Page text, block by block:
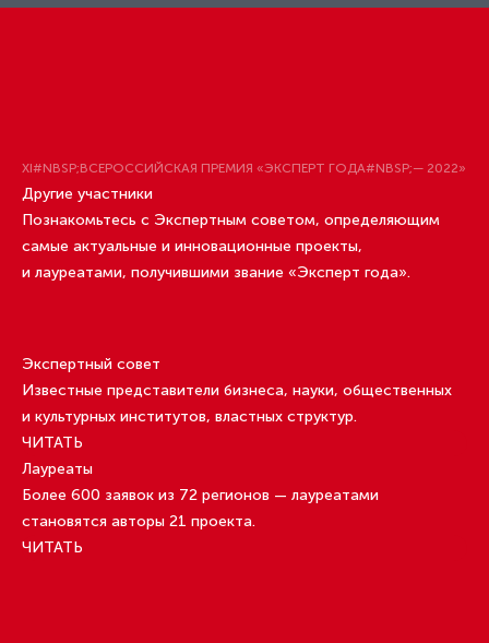
XI#NBSP;ВСЕРОССИЙСКАЯ ПРЕМИЯ «ЭКСПЕРТ ГОДА#NBSP;— 2022»
Другие участники
Познакомьтесь с Экспертным советом, определяющим
самые актуальные и инновационные проекты,
и лауреатами, получившими звание «Эксперт года».
Экспертный совет
Известные представители бизнеса, науки, общественных
и культурных институтов, властных структур.
ЧИТАТЬ
Лауреаты
Более 600 заявок из 72 регионов — лауреатами
становятся авторы 21 проекта.
ЧИТАТЬ